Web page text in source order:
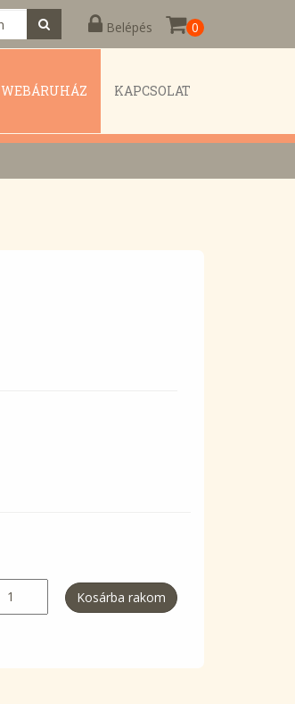
Belépés 0
WEBÁRUHÁZ KAPCSOLAT
Kosárba rakom